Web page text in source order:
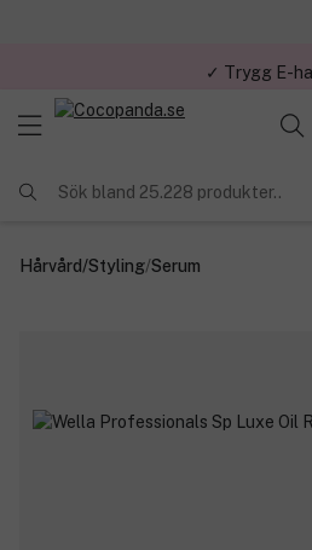
✓ Trygg E-
Sök bland 25.228 produkter..
Hårvård/Styling/Serum